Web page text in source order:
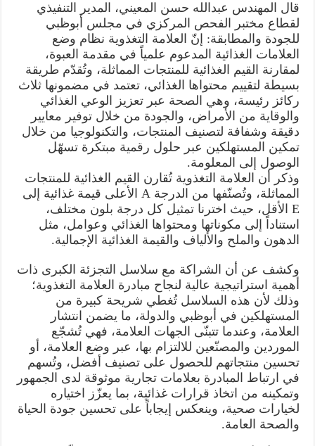
قال المهندس عبدالله حسن المعيني، المدير التنفيذي
لقطاع مختبر الفحص المركزي في مجلس أبوظبي
للجودة والمطابقة: إنّ العلامة التغذوية نظام وضع
العلامات الغذائية المدعوم علمياً في مقدمة العبوة،
لمقارنة القيم الغذائية للمنتجات المماثلة، وتُقدّم طريقة
بسيطة لتقييم محتواها الغذائي، تعتمد في مضمونها ثلاث
ركائز رئيسة، وهي الصحة عبر تعزيز الوعي الغذائي
والوقاية من الأمراض، والجودة من خلال توفير معايير
دقيقة وشفافة لتصنيف المنتجات، والتكنولوجيا من خلال
تمكين المستهلكين عبر حلول رقمية مبتكرة تسهّل
الوصول إلى المعلومة.
وذكر أن العلامة التغذوية تُقارن القيم الغذائية للمنتجات
المماثلة، وتُصنّفها من الدرجة A الأعلى قيمة غذائية إلى
E الأقل، حيث اخترنا تمثيل كل درجة بلون مختلف،
استناداً إلى مكوناتها ومحتواها الغذائي وعوامل، مثل
الدهون والملح والألياف والقيمة الغذائية الإجمالية.
وكشف عن أن الشراكة مع سلاسل التجزئة الكبرى ذات
أهمية استراتيجية عالية لنجاح مبادرة العلامة التغذوية؛
وذلك لأن هذه السلاسل تُغطي شريحة كبيرة من
المستهلكين في أبوظبي والدولة، ما يضمن انتشار
العلامة، وعندما تتبنّى الجهات العلامة، فهي تُشجّع
الموردين والمصنّعين للالتزام بها، عبر وضع العلامة، أو
تحسين منتجاتهم للحصول على تصنيف أفضل، وتُسهم
في ارتباط المبادرة بعلامات تجارية موثوقة لدى الجمهور
وتمكينه من اتخاذ قرارات غذائية، بما يعزّز اختياره
لخيارات صحية، وينعكس إيجاباً على تحسين جودة الحياة
والصحة العامة.